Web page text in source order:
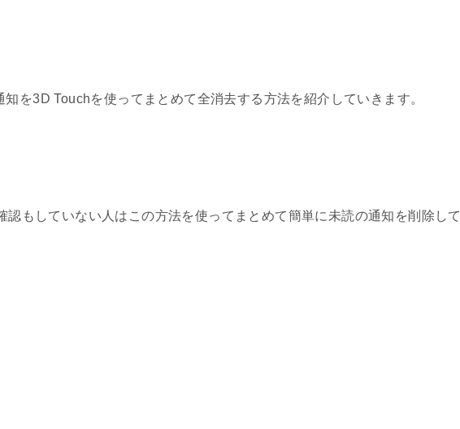
を3D Touchを使ってまとめて全消去する方法を紹介していきます。
認もしていない人はこの方法を使ってまとめて簡単に未読の通知を削除して